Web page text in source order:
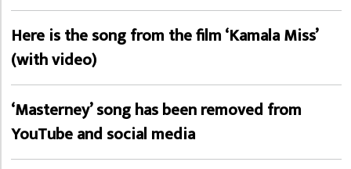
Here is the song from the film ‘Kamala Miss’
(with video)
‘Masterney’ song has been removed from
YouTube and social media